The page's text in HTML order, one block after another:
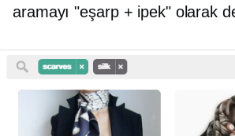
aramayı "eşarp + ipek" olarak